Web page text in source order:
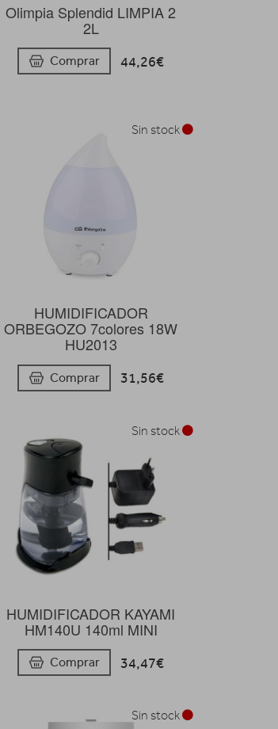
Olimpia Splendid LIMPIA 2
2L
Comprar 44,26€
HUMIDIFICADOR
ORBEGOZO 7colores 18W
HU2013
Comprar 31,56€
Sin stock
HUMIDIFICADOR KAYAMI
HM140U 140ml MINI
Comprar 34,47€
Sin stock
Sin stock